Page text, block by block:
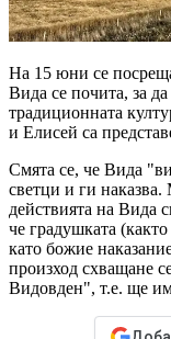
На 15 юни се
Вида се почита, за
традиционната
и Елисей са
Смята се, че Вида
светци и ги
действията на Вида
че градушката
като божие
произход схващане
Видовден", т.е. ще